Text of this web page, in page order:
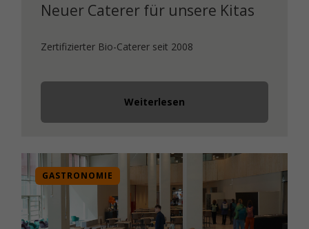
Neuer Caterer für unsere Kitas
Zertifizierter Bio-Caterer seit 2008
Weiterlesen
GASTRONOMIE